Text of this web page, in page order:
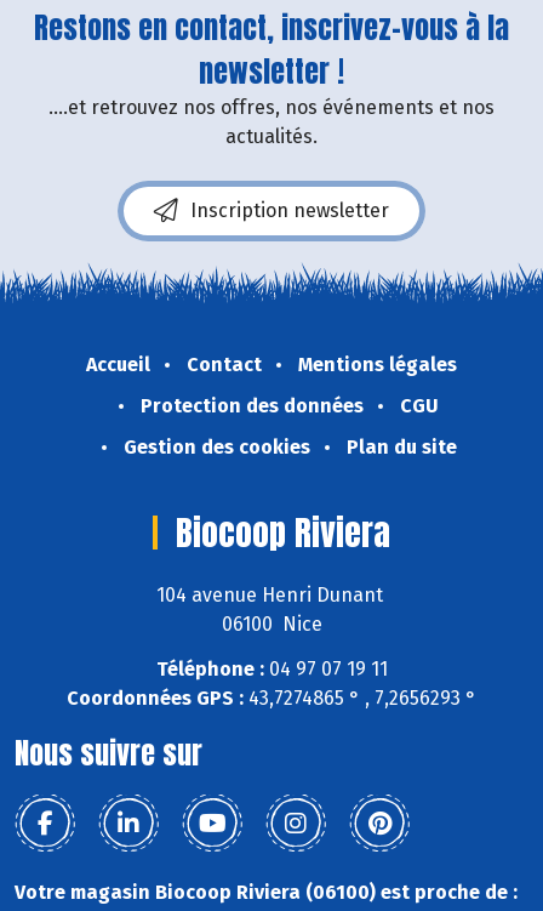
Restons en contact, inscrivez-vous à la
newsletter !
....et retrouvez nos offres, nos événements et nos
actualités.
Inscription newsletter
Accueil Contact
Mentions légales
Protection des données
CGU
Gestion des cookies
Plan du site
Biocoop Riviera
104 avenue Henri Dunant
06100 Nice
Téléphone :04 97 07 19 11
Coordonnées GPS : 43,7274865 ° , 7,2656293 °
Nous suivre sur
Votre magasin Biocoop Riviera (06100) est proche de :